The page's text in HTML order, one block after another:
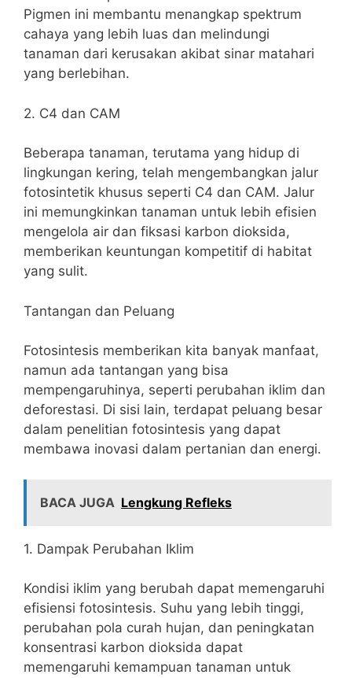
Pigmen ini membantu menangkap spektrum
cahaya yang lebih luas dan melindungi
tanaman dari kerusakan akibat sinar matahari
yang berlebihan.
2. C4 dan CAM
Beberapa tanaman, terutama yang hidup di
lingkungan kering, telah mengembangkan jalur
fotosintetik khusus seperti C4 dan CAM. Jalur
ini memungkinkan tanaman untuk lebih efisien
mengelola air dan fiksasi karbon dioksida,
memberikan keuntungan kompetitif di habitat
yang sulit.
Tantangan dan Peluang
Fotosintesis memberikan kita banyak manfaat,
namun ada tantangan yang bisa
mempengaruhinya, seperti perubahan iklim dan
deforestasi. Di sisi lain, terdapat peluang besar
dalam penelitian fotosintesis yang dapat
membawa inovasi dalam pertanian dan energi.
BACA JUGA Lengkung Refleks
1. Dampak Perubahan Iklim
Kondisi iklim yang berubah dapat memengaruhi
efisiensi fotosintesis. Suhu yang lebih tinggi,
perubahan pola curah hujan, dan peningkatan
konsentrasi karbon dioksida dapat
memengaruhi kemampuan tanaman untuk